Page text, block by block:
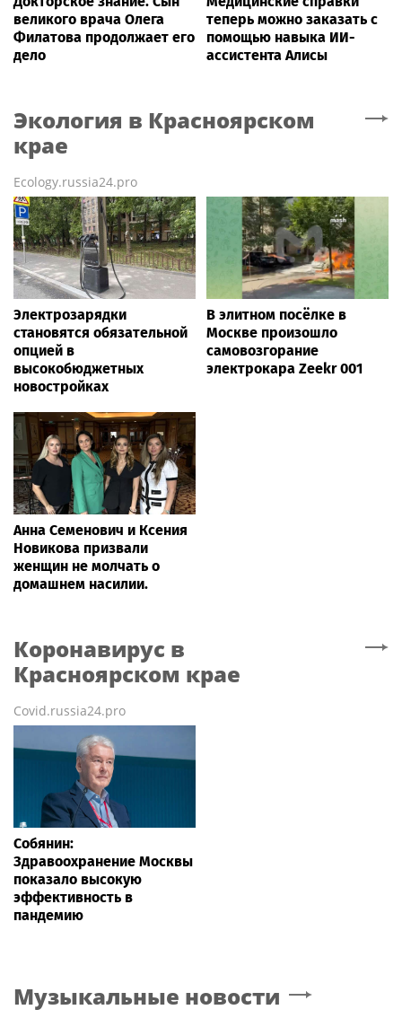
великого врача Олега
Филатова продолжает его
дело
теперь можно заказать с
помощью навыка ИИ-
ассистента Алисы
Экология в Красноярском
крае
Ecology.russia24.pro
Электрозарядки
становятся обязательной
опцией в
высокобюджетных
новостройках
В элитном посёлке в
Москве произошло
самовозгорание
электрокара Zeekr 001
Анна Семенович и Ксения
Новикова призвали
женщин не молчать о
домашнем насилии.
Коронавирус в
Красноярском крае
Covid.russia24.pro
Собянин:
Здравоохранение Москвы
показало высокую
эффективность в
пандемию
Музыкальные новости